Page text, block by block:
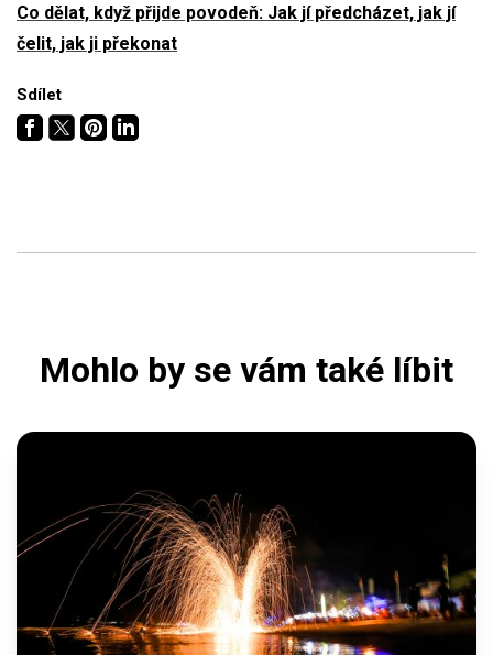
Co dělat, když přijde povodeň: Jak jí předcházet, jak jí
čelit, jak ji překonat
Sdílet
Mohlo by se vám také líbit